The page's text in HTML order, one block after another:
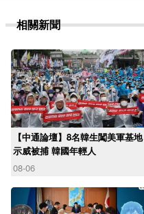
相關新聞
【中通論壇】8名韓生闖美軍基地
示威被捕 韓國年輕人
08-06